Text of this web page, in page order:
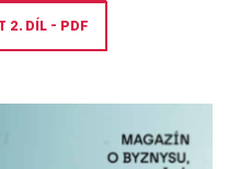
2. DÍL - PDF